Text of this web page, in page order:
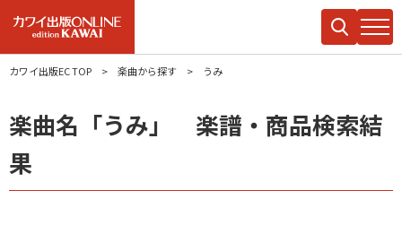
カワイ出版EC TOP 楽曲から探す うみ
楽曲名「うみ」 楽譜・商品検索結
果